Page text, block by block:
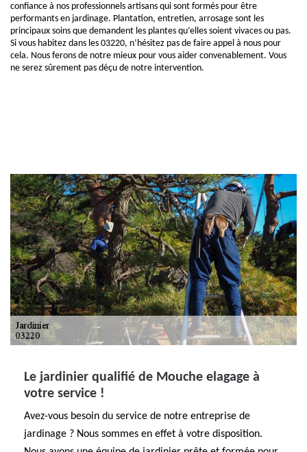
confiance à nos professionnels artisans qui sont formés pour être
performants en jardinage. Plantation, entretien, arrosage sont les
principaux soins que demandent les plantes qu’elles soient vivaces ou pas.
Si vous habitez dans les 03220, n’hésitez pas de faire appel à nous pour
cela. Nous ferons de notre mieux pour vous aider convenablement. Vous
ne serez sûrement pas déçu de notre intervention.
Le jardinier qualifié de Mouche elagage à
votre service !
Avez-vous besoin du service de notre entreprise de
jardinage ? Nous sommes en effet à votre disposition.